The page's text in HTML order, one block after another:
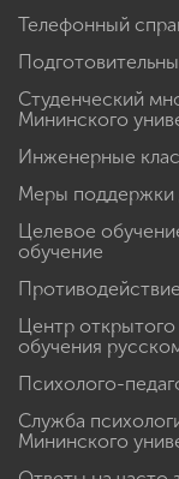
Телефонный
Студенческий
Мининского
Инженерные
Меры поддержки
Целевое
обучение
Центр
обучения
Психолого-
Служба
Мининского